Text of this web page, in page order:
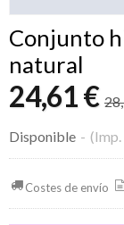
Conjunto
natural
24,61 €
Disponible -
Costes de envío